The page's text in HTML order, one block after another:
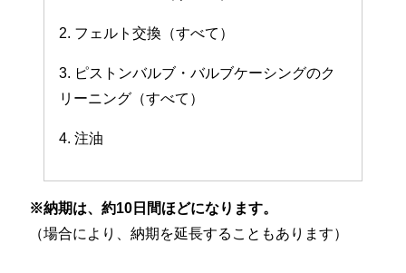
2. フェルト交換（すべて）
3. ピストンバルブ・バルブケーシングのク
リーニング（すべて）
4. 注油
※納期は、約10日間ほどになります。
（場合により、納期を延長することもあります）